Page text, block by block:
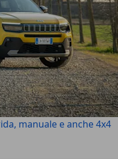
manuale e anche 4x4